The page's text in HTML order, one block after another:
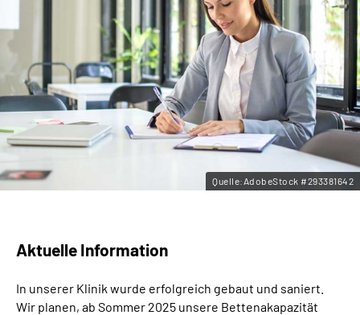
Leichte Sprache
Gebärdensprache
Quelle:AdobeStock #293381642
Aktuelle Information
In unserer Klinik wurde erfolgreich gebaut und saniert.
Wir planen, ab Sommer 2025 unsere Bettenakapazität